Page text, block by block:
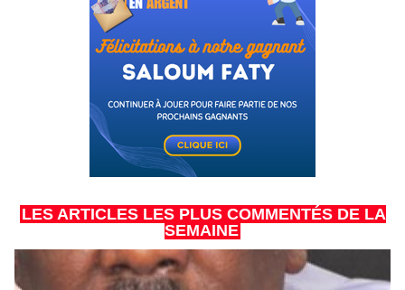
LES ARTICLES LES PLUS COMMENTÉS DE LA
SEMAINE